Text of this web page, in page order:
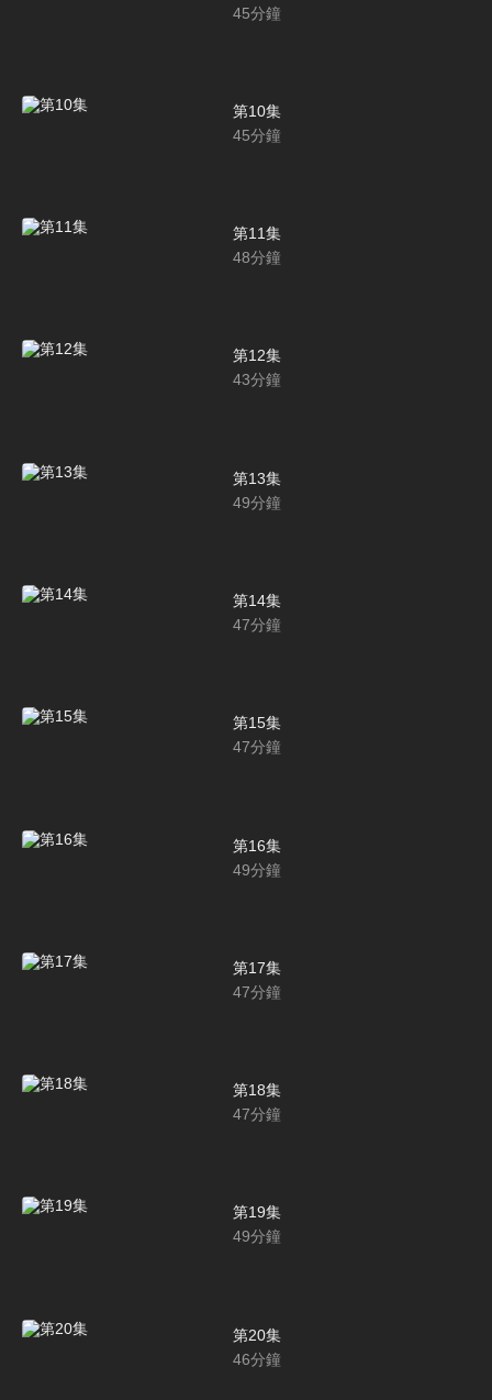
45分鐘
第10集
45分鐘
第11集
48分鐘
第12集
43分鐘
第13集
49分鐘
第14集
47分鐘
第15集
47分鐘
第16集
49分鐘
第17集
47分鐘
第18集
47分鐘
第19集
49分鐘
第20集
46分鐘